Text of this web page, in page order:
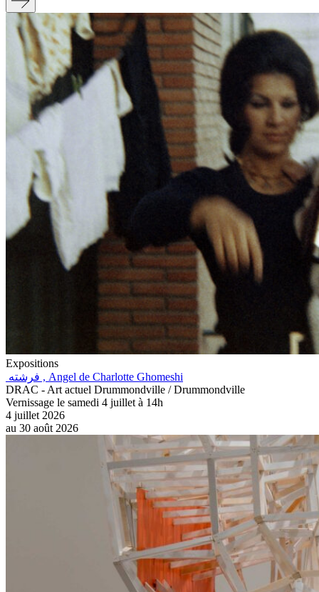
Expositions
فرشته , Angel de Charlotte Ghomeshi
DRAC - Art actuel Drummondville / Drummondville
Vernissage le samedi 4 juillet à 14h
4 juillet 2026
au 30 août 2026